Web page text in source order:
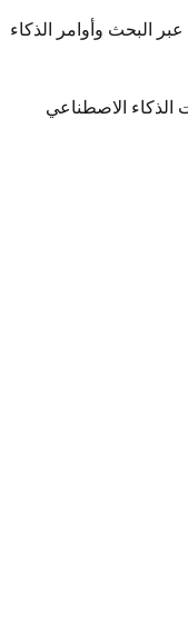
البحث وأوامر الذكاء
الذكاء الاصطناعي